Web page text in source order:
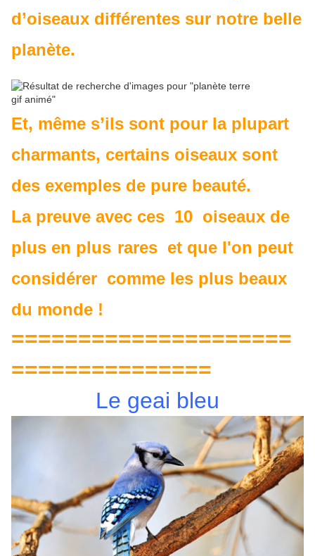
d’oiseaux différentes sur notre belle
planète.
Et, même s’ils sont pour la plupart
charmants, certains oiseaux sont
des exemples de pure beauté.
La preuve avec ces 10 oiseaux de
plus en plus rares et que l'on peut
considérer comme les plus beaux
du monde !
=====================
===============
Le geai bleu